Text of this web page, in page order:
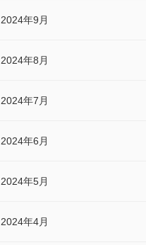
2024年9月
2024年8月
2024年7月
2024年6月
2024年5月
2024年4月